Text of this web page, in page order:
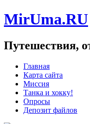
MirUma.RU
Путешествия,
Главная
Карта сайта
Миссия
Танка и хокку!
Опросы
Депозит файлов